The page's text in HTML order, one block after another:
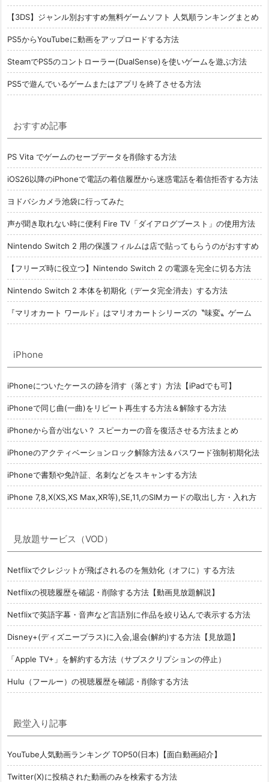
【3DS】ジャンル別おすすめ無料ゲームソフト 人気順ランキングまとめ
PS5からYouTubeに動画をアップロードする方法
SteamでPS5のコントローラー(DualSense)を使いゲームを遊ぶ方法
PS5で遊んでいるゲームまたはアプリを終了させる方法
おすすめ記事
PS Vita でゲームのセーブデータを削除する方法
iOS26以降のiPhoneで電話の着信履歴から迷惑電話を着信拒否する方法
ヨドバシカメラ池袋に行ってみた
声が聞き取れない時に便利 Fire TV「ダイアログブースト」の使用方法
Nintendo Switch 2 用の保護フィルムは店で貼ってもらうのがおすすめ
【フリーズ時に役立つ】Nintendo Switch 2 の電源を完全に切る方法
Nintendo Switch 2 本体を初期化（データ完全消去）する方法
『マリオカート ワールド』はマリオカートシリーズの〝味変〟ゲーム
iPhone
iPhoneについたケースの跡を消す（落とす）方法【iPadでも可】
iPhoneで同じ曲(一曲)をリピート再生する方法＆解除する方法
iPhoneから音が出ない？ スピーカーの音を復活させる方法まとめ
iPhoneのアクティベーションロック解除方法＆パスワード強制初期化法
iPhoneで書類や免許証、名刺などをスキャンする方法
iPhone 7,8,X(XS,XS Max,XR等),SE,11,のSIMカードの取出し方・入れ方
見放題サービス（VOD）
Netflixでクレジットが飛ばされるのを無効化（オフに）する方法
Netflixの視聴履歴を確認・削除する方法【動画見放題解説】
Netflixで英語字幕・音声など言語別に作品を絞り込んで表示する方法
Disney+(ディズニープラス)に入会,退会(解約)する方法【見放題】
「Apple TV+」を解約する方法（サブスクリプションの停止）
Hulu（フールー）の視聴履歴を確認・削除する方法
殿堂入り記事
YouTube人気動画ランキング TOP50(日本)【面白動画紹介】
Twitter(X)に投稿された動画のみを検索する方法